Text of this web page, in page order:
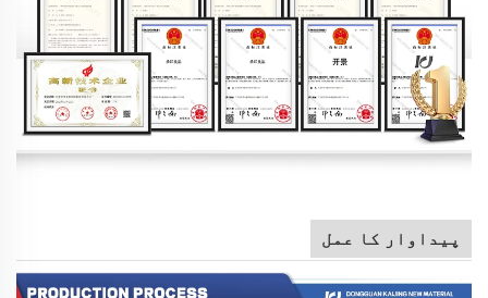
پیداوار کا عمل